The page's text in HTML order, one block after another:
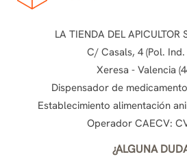
LA TIENDA DEL APICULTOR
C/ Casals, 4 (Pol. Ind.
Xeresa - Valencia
Dispensador de
Establecimiento alimentación
Operador CAECV:
¿ALGUNA